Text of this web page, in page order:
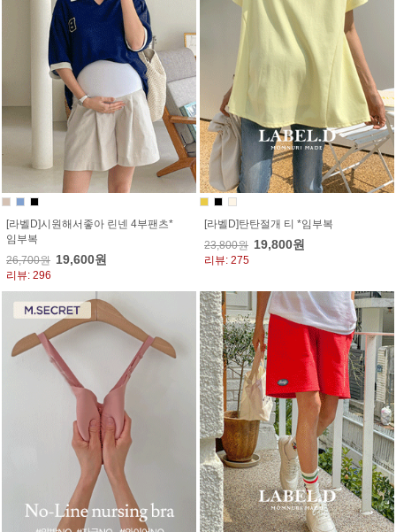
[라벨D]시원해서좋아 린넨 4부팬츠*
임부복
26,700원 19,600원
리뷰: 296
[라벨D]탄탄절개 티 *임부복
23,800원 19,800원
리뷰: 275